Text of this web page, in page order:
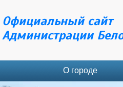
Официальный сайт
Администрации
О городе